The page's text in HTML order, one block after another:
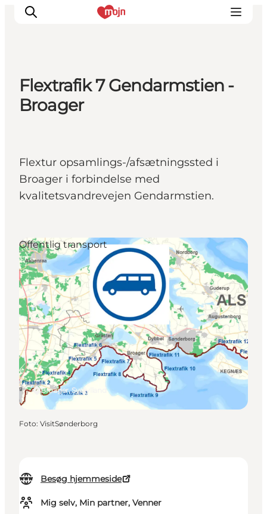
Oplevelser
Byer & Steder
Planlæg din ferie
Booking
Flextrafik 7 Gendarmstien -
Broager
Flextur opsamlings-/afsætningssted i
Broager i forbindelse med
kvalitetsvandrevejen Gendarmstien.
Besøg hjemmeside
Mig selv, Min partner, Venner
Broager, Sydjylland
Offentlig transport
Foto: VisitSønderborg